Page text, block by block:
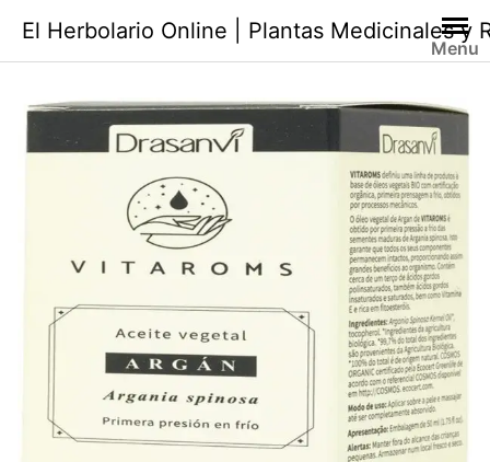
contenido
El Herbolario Online | Plantas Medicinales y
Menu